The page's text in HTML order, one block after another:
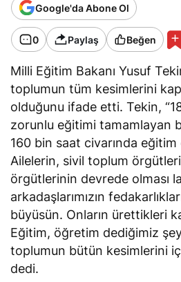
Google'da Abone Ol
0 Paylaş Beğen
Milli Eğitim Bakanı Yusuf
toplumun tüm kesimlerini
olduğunu ifade etti. Tekin,
zorunlu eğitimi tamamlayan
160 bin saat civarında eğitim
Ailelerin, sivil toplum
örgütlerinin devrede olması
arkadaşlarımızın
büyüsün. Onların ürettikleri
Eğitim, öğretim dediğimiz
toplumun bütün kesimlerini
dedi.